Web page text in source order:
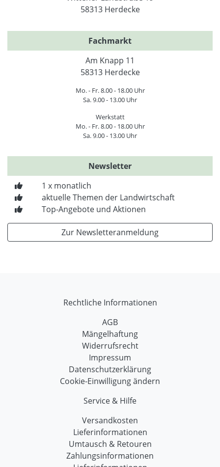
58313 Herdecke
Fachmarkt
Am Knapp 11
58313 Herdecke
Mo. - Fr. 8.00 - 18.00 Uhr
Sa. 9.00 - 13.00 Uhr
Werkstatt
Mo. - Fr. 8.00 - 18.00 Uhr
Sa. 9.00 - 13.00 Uhr
Newsletter
1 x monatlich
aktuelle Themen der Landwirtschaft
Top-Angebote und Aktionen
Zur Newsletteranmeldung
Rechtliche Informationen
AGB
Mängelhaftung
Widerrufsrecht
Impressum
Datenschutzerklärung
Cookie-Einwilligung ändern
Service & Hilfe
Versandkosten
Lieferinformationen
Umtausch & Retouren
Zahlungsinformationen